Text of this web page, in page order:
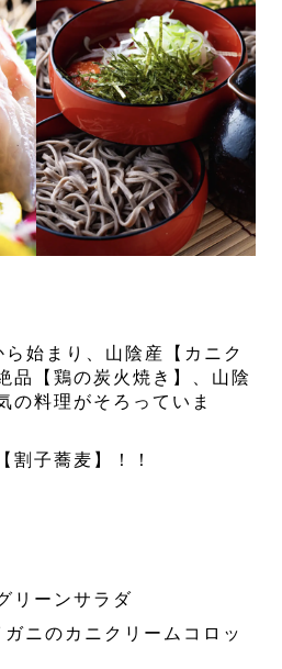
ら始まり、山陰産【カニク
品【鶏の炭火焼き】、山陰
の料理がそろっていま
割子蕎麦】！！
リーンサラダ
ガニのカニクリームコロッ